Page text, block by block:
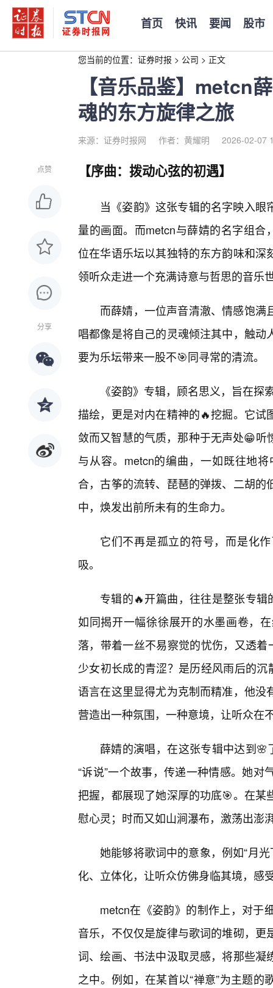
首页 快讯 要闻 股市
您当前的位置： 证券时报 > 公司 > 正文
【音乐品鉴】metcn
魂的东方旋律之旅
来源：证券时报网 作者：黄耀明 2026-02-07
点赞
分享
【序曲：拨动心弦的初遇】
当《姿韵》这张专辑的名字映入
量的画面。而metcn与薛婧的名字组
位在华语乐坛以其独特的东方韵味和
领听众走进一个充满诗意与哲思的音乐
而薛婧，一位声音清澈、情感饱
唱都像是将自己的灵魂倾注其中，触
要为乐坛带来一股不🎯同寻常的清流。
《姿韵》专辑，顾名思义，旨在探
描绘，更是对内在精神的🔥挖掘。它
敛而又智慧的气质，那种于无声处😁
与从容。metcn的编曲，一如既往地
合，古筝的流转、琵琶的弹拨、二胡
中，焕发出前所未有的生命力。
它们不再是孤立的符号，而是化
吸。
专辑的🔥开篇曲，往往是整张专辑
如同揭开一幅徐徐展开的水墨画卷，
落，带着一丝不易察觉的忧伤，又透
少女初长成的青涩？是历经风雨后的
语言在这里显得尤为克制而精准，他
营造出一种氛围，一种意境，让听众在
薛婧的演唱，在这张专辑中达到🌸
“诉说”一个故事，传递一种情感。她
把握，都展现了她深厚的功底🎯。在
慰心灵；时而又如山涧瀑布，激荡出澎
她能够将歌词中的意象，例如“月光
化、立体化，让听众仿佛身临其境，感
metcn在《姿韵》的制作上，对于
音乐，不仅仅是旋律与歌词的堆砌，
词、绘画、书法中汲取灵感，将那些
之中。例如，在某首以“禅意”为主题